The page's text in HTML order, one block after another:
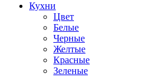
Кухни
Цвет
Белые
Черные
Желтые
Красные
Зеленые